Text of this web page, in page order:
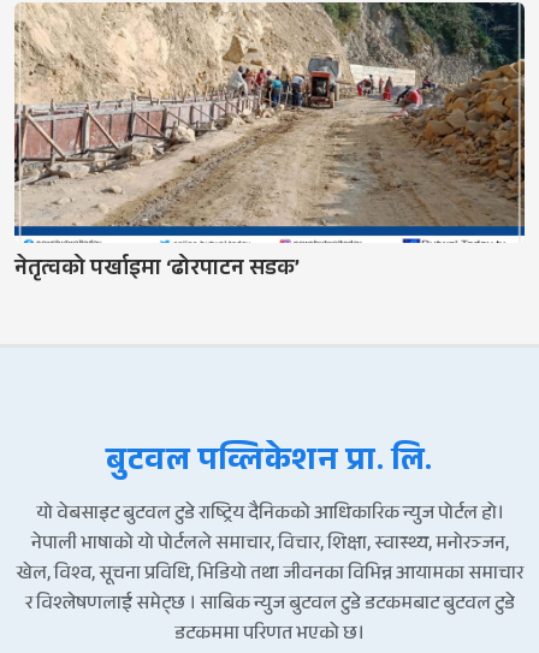
नेतृत्वको पर्खाइमा ‘ढोरपाटन सडक’
बुटवल पव्लिकेशन प्रा. लि.
यो वेबसाइट बुटवल टुडे राष्ट्रिय दैनिकको आधिकारिक न्युज पोर्टल हो।
नेपाली भाषाको यो पोर्टलले समाचार, विचार, शिक्षा, स्वास्थ्य, मनोरञ्जन,
खेल, विश्व, सूचना प्रविधि, भिडियो तथा जीवनका विभिन्न आयामका समाचार
र विश्लेषणलाई समेट्छ । साबिक न्युज बुटवल टुडे डटकमबाट बुटवल टुडे
डटकममा परिणत भएको छ।